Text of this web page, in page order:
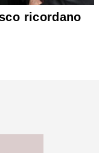
ricordano